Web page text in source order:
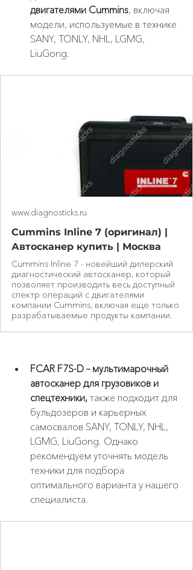
двигателями Cummins, включая
модели, используемые в технике
SANY, TONLY, NHL, LGMG,
LiuGong.
www.diagnosticks.ru
Cummins Inline 7 (оригинал) |
Автосканер купить | Москва
Cummins Inline 7 - новейший дилерский
диагностический автосканер, который
позволяет производить весь доступный
спектр операций с двигателями
компании Cummins, включая еще только
разрабатываемые продукты кампании.
FCAR F7S-D – мультимарочный
автосканер для грузовиков и
спецтехники, также подходит для
бульдозеров и карьерных
самосвалов SANY, TONLY, NHL,
LGMG, LiuGong. Однако
рекомендуем уточнять модель
техники для подбора
оптимального варианта у нашего
специалиста.